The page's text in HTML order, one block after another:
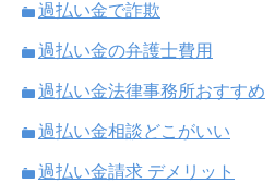
過払い金で詐欺
過払い金の弁護士費用
過払い金法律事務所おすすめ
過払い金相談どこがいい
過払い金請求 デメリット